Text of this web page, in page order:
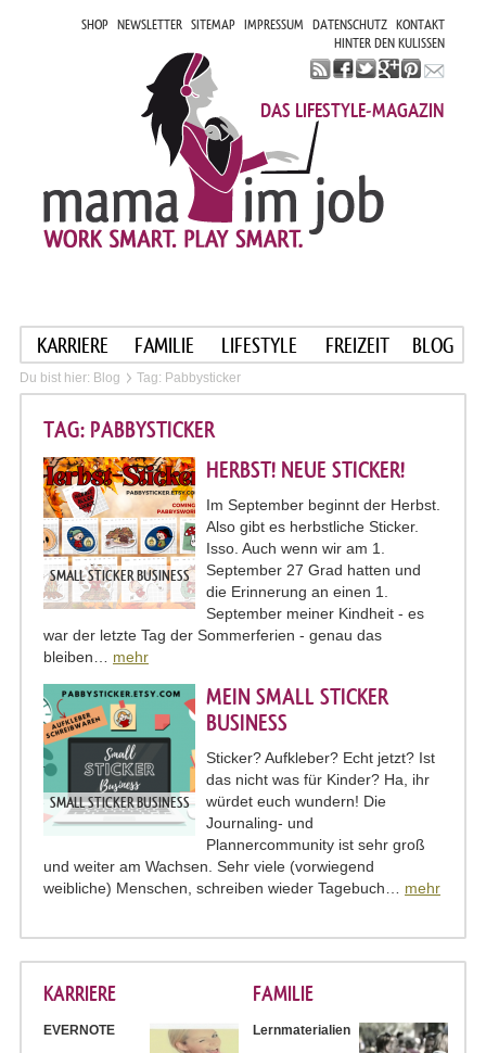
SHOP NEWSLETTER SITEMAP IMPRESSUM DATENSCHUTZ KONTAKT
HINTER DEN KULISSEN
DAS LIFESTYLE-MAGAZIN
KARRIERE FAMILIE LIFESTYLE FREIZEIT BLOG
Du bist hier: Blog Tag: Pabbysticker
TAG: PABBYSTICKER
SMALL STICKER BUSINESS
HERBST! NEUE STICKER!
Im September beginnt der Herbst.
Also gibt es herbstliche Sticker.
Isso. Auch wenn wir am 1.
September 27 Grad hatten und
die Erinnerung an einen 1.
September meiner Kindheit - es
war der letzte Tag der Sommerferien - genau das
bleiben… mehr
SMALL STICKER BUSINESS
MEIN SMALL STICKER
BUSINESS
Sticker? Aufkleber? Echt jetzt? Ist
das nicht was für Kinder? Ha, ihr
würdet euch wundern! Die
Journaling- und
Plannercommunity ist sehr groß
und weiter am Wachsen. Sehr viele (vorwiegend
weibliche) Menschen, schreiben wieder Tagebuch… mehr
KARRIERE
EVERNOTE
FAMILIE
Lernmaterialien